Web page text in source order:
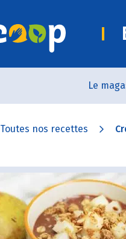
Le
Toutes nos recettes